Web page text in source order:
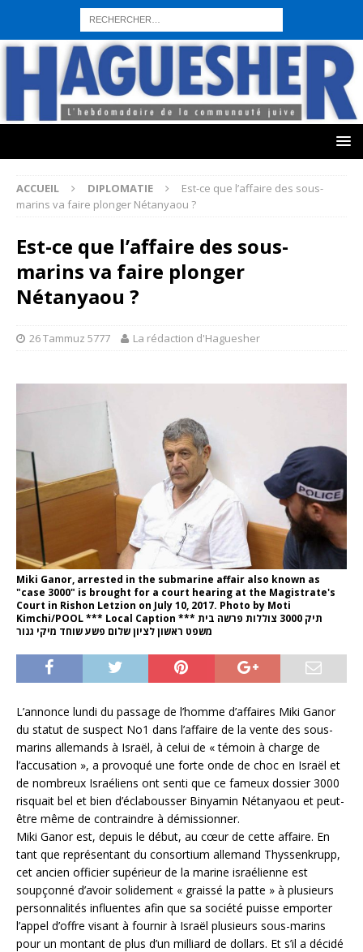
sohbet hattı numarası seks hattı numara istanbul escort bayanlar
sohbet hattı numaralar seks hattı numaralar"
numaraları sohbet hattı sex hattı telefonda seks numara sıcak sex
sohbet hattı canlı sohbet hatları sohbet numaraları
ucuz
sex sohbet hattı numaraları
yeni casino siteleri
ACCUEIL DIPLOMATIE
Est-ce que l’affaire des sous-
marins va faire plonger Nétanyaou ?
Est-ce que l’affaire des sous-
marins va faire plonger
Nétanyaou ?
26 Tammuz 5777 La rédaction d'Haguesher
Miki Ganor, arrested in the submarine affair also known as
"case 3000" is brought for a court hearing at the Magistrate's
Court in Rishon Letzion on July 10, 2017. Photo by Moti
Kimchi/POOL *** Local Caption *** תיק 3000 צוללות פרשה בית
משפט ראשון לציון שלום פשע שוחד מיקי גנור
L’annonce lundi du passage de l’homme d’affaires Miki Ganor
du statut de suspect No1 dans l’affaire de la vente des sous-
marins allemands à Israël, à celui de « témoin à charge de
l’accusation », a provoqué une forte onde de choc en Israël et
de nombreux Israéliens ont senti que ce fameux dossier 3000
risquait bel et bien d’éclabousser Binyamin Nétanyaou et peut-
être même de contraindre à démissionner.
Miki Ganor est, depuis le début, au cœur de cette affaire. En
tant que représentant du consortium allemand Thyssenkrupp,
cet ancien officier supérieur de la marine israélienne est
soupçonné d’avoir solidement « graissé la patte » à plusieurs
personnalités influentes afin que sa société puisse emporter
l’appel d’offre visant à fournir à Israël plusieurs sous-marins
pour un montant de plus d’un milliard de dollars. Et s’il a décidé